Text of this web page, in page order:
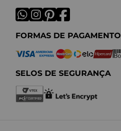
FORMAS DE PAGAMENTO
SELOS DE SEGURANÇA